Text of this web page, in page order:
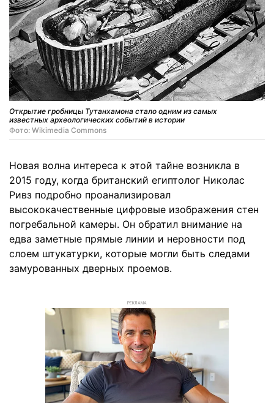
Открытие гробницы Тутанхамона стало одним из самых
известных археологических событий в истории
Фото: Wikimedia Commons
Новая волна интереса к этой тайне возникла в
2015 году, когда британский египтолог Николас
Ривз подробно проанализировал
высококачественные цифровые изображения стен
погребальной камеры. Он обратил внимание на
едва заметные прямые линии и неровности под
слоем штукатурки, которые могли быть следами
замурованных дверных проемов.
РЕКЛАМА